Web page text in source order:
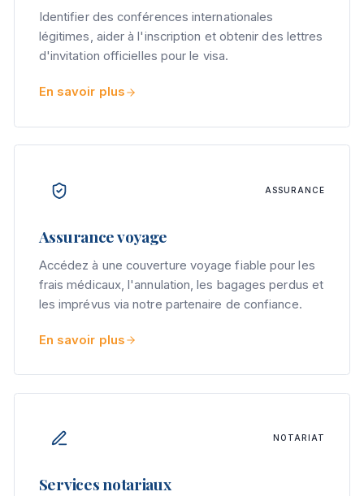
Identifier des conférences internationales
légitimes, aider à l'inscription et obtenir des lettres
d'invitation officielles pour le visa.
En savoir plus
ASSURANCE
Assurance voyage
Accédez à une couverture voyage fiable pour les
frais médicaux, l'annulation, les bagages perdus et
les imprévus via notre partenaire de confiance.
En savoir plus
NOTARIAT
Services notariaux